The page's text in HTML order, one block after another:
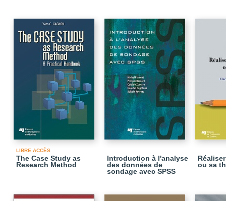
LIBRE ACCÈS
The Case Study as
Research Method
Introduction à l'analyse
des données de
sondage avec SPSS
ou sa